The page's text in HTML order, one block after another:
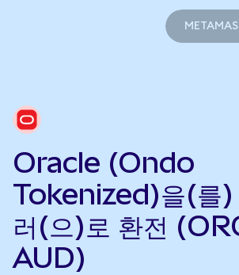
Oracle (Ondo
Tokenized)을(를)
러(으)로 환전
AUD)